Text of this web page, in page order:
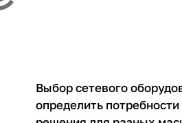
Советы покупателям
Выбор сетевого
определить